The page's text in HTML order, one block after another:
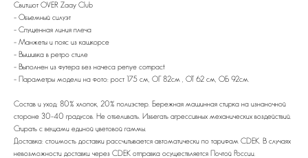
Свитшот OVER Zaay Club
- Объемный силуэт
- Спущенная линия плеча
- Манжеты и пояс из кашкорсе
- Вышивка в ретро стиле
- Выполнен из футера без начеса penye compact
- Параметры модели на фото: рост 175 см, ОГ 82см , ОТ 62 см, ОБ 92см.
Состав и уход: 80% хлопок, 20% полиэстер. Бережная машинная стирка на изнаночной
стороне 30-40 градусов. Не отбеливать. Избегать агрессивных механических воздействий.
Стирать с вещами единой цветовой гаммы.
Доставка: стоимость доставки рассчитывается автоматически по тарифам CDEK. В случаях
невозможности доставки через CDEK отправка осуществляется Почтой России.